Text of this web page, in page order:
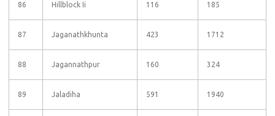
86 Hillblock Ii 116 185
87 Jaganathkhunta 423 1712
88 Jagannathpur 160 324
89 Jaladiha 591 1940